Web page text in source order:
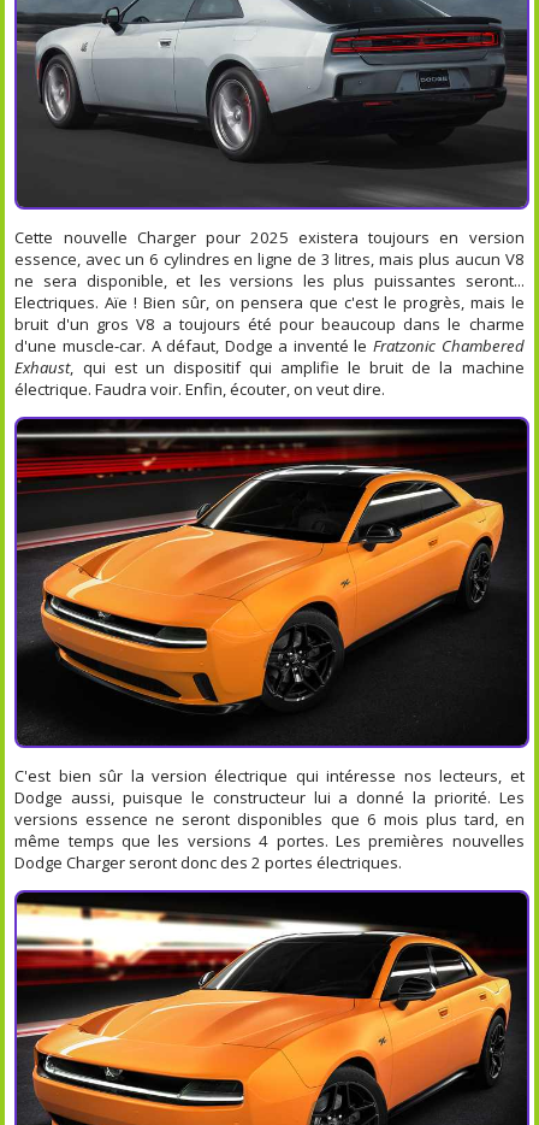
Cette nouvelle Charger pour 2025 existera toujours en version
essence, avec un 6 cylindres en ligne de 3 litres, mais plus aucun V8
ne sera disponible, et les versions les plus puissantes seront...
Electriques. Aïe ! Bien sûr, on pensera que c'est le progrès, mais le
bruit d'un gros V8 a toujours été pour beaucoup dans le charme
d'une muscle-car. A défaut, Dodge a inventé le Fratzonic Chambered
Exhaust, qui est un dispositif qui amplifie le bruit de la machine
électrique. Faudra voir. Enfin, écouter, on veut dire.
C'est bien sûr la version électrique qui intéresse nos lecteurs, et
Dodge aussi, puisque le constructeur lui a donné la priorité. Les
versions essence ne seront disponibles que 6 mois plus tard, en
même temps que les versions 4 portes. Les premières nouvelles
Dodge Charger seront donc des 2 portes électriques.